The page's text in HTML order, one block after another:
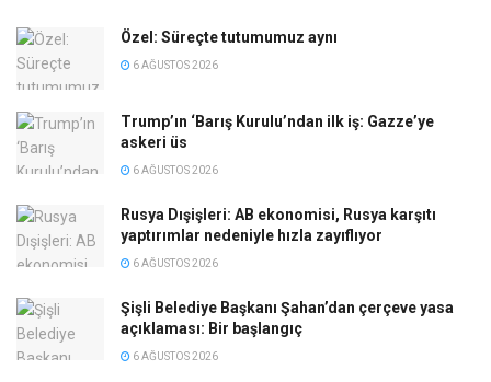
Özel: Süreçte tutumumuz aynı
6 AĞUSTOS 2026
Trump’ın ‘Barış Kurulu’ndan ilk iş: Gazze’ye
askeri üs
6 AĞUSTOS 2026
Rusya Dışişleri: AB ekonomisi, Rusya karşıtı
yaptırımlar nedeniyle hızla zayıflıyor
6 AĞUSTOS 2026
Şişli Belediye Başkanı Şahan’dan çerçeve yasa
açıklaması: Bir başlangıç
6 AĞUSTOS 2026